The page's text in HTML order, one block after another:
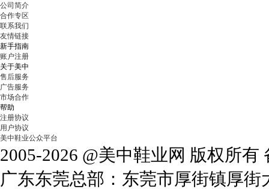
公司简介
合作专区
联系我们
友情链接
新手指南
账户注册
关于美中
售后服务
广告服务
市场合作
帮助
注册协议
用户协议
美中鞋业公众平台
2005-2026 @美中鞋业网 版权所有
广东东莞总部：东莞市厚街镇厚